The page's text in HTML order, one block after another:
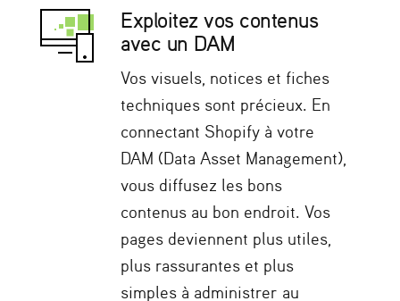
Exploitez vos contenus
avec un DAM
Vos visuels, notices et fiches
techniques sont précieux. En
connectant Shopify à votre
DAM (Data Asset Management),
vous diffusez les bons
contenus au bon endroit. Vos
pages deviennent plus utiles,
plus rassurantes et plus
simples à administrer au